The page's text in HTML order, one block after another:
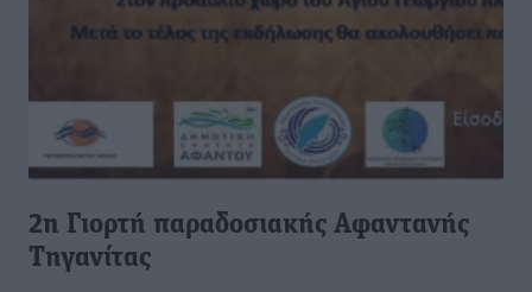
2η Γιορτή παραδοσιακής Αφαντανής
Τηγανίτας